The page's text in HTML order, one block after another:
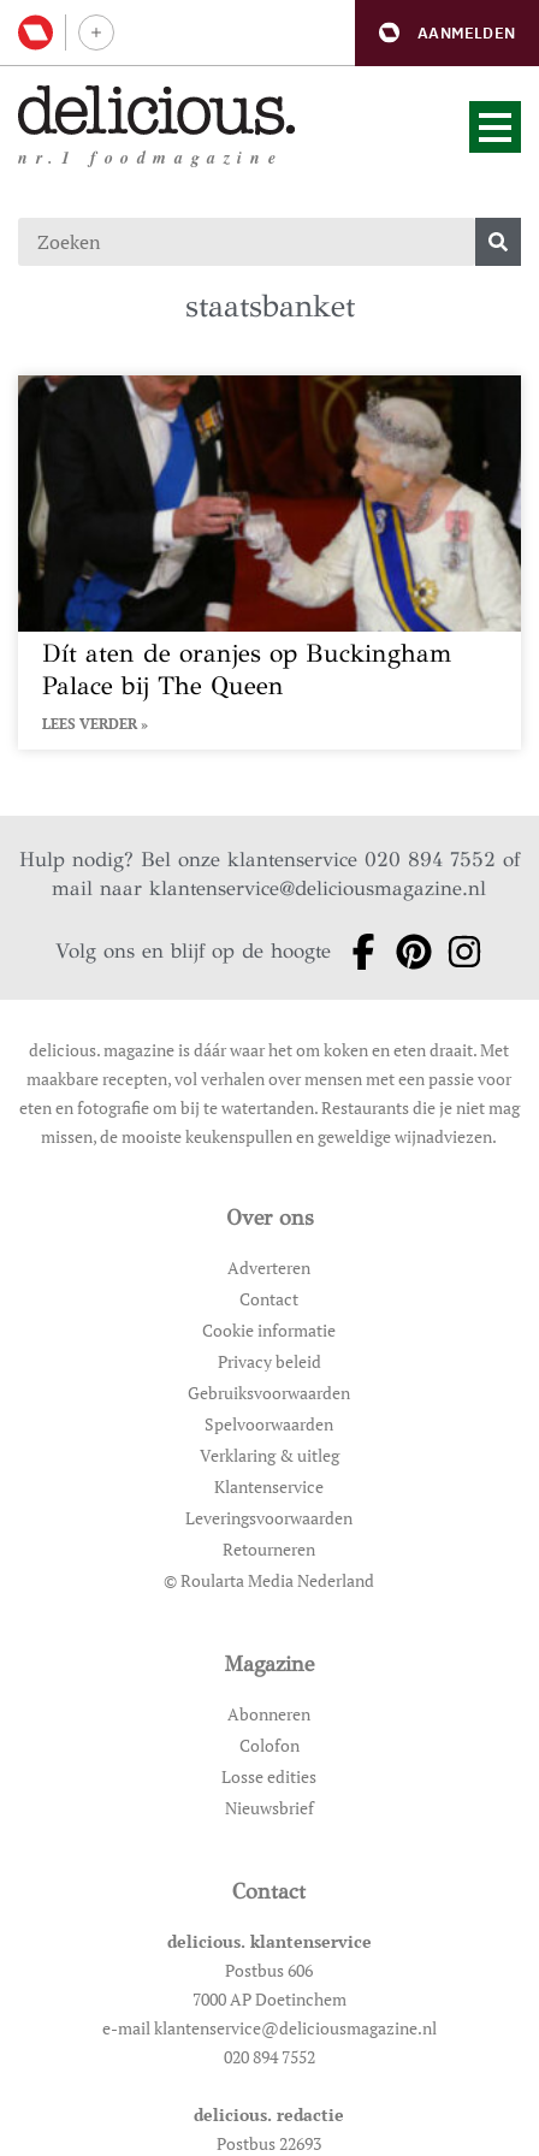
AANMELDEN
nr.1 foodmagazine
staatsbanket
Dít aten de oranjes op Buckingham
Palace bij The Queen
LEES VERDER »
Hulp nodig? Bel onze klantenservice 020 894 7552 of
mail naarklantenservice@deliciousmagazine.nl
Volg ons en blijf op de hoogte
delicious. magazine is dáár waar het om koken en eten draait. Met
maakbare recepten, vol verhalen over mensen met een passie voor
eten en fotografie om bij te watertanden. Restaurants die je niet mag
missen, de mooiste keukenspullen en geweldige wijnadviezen.
Over ons
Adverteren
Contact
Cookie informatie
Privacy beleid
Gebruiksvoorwaarden
Spelvoorwaarden
Verklaring & uitleg
Klantenservice
Leveringsvoorwaarden
Retourneren
© Roularta Media Nederland
Magazine
Abonneren
Colofon
Losse edities
Nieuwsbrief
Contact
delicious. klantenservice
Postbus 606
7000 AP Doetinchem
e-mail klantenservice@deliciousmagazine.nl
020 894 7552
delicious. redactie
Postbus 22693